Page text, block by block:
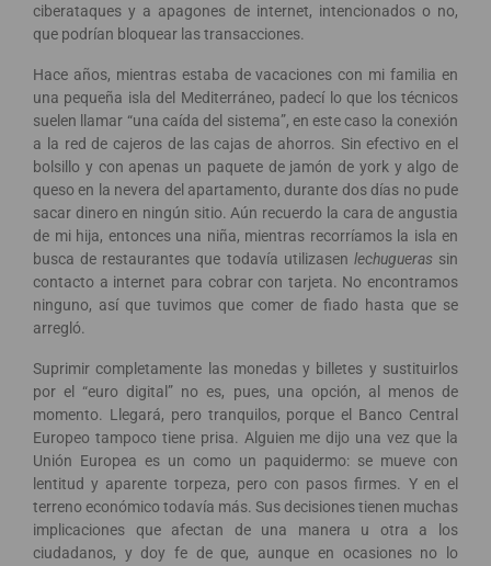
ciberataques y a apagones de internet, intencionados o no,
que podrían bloquear las transacciones.
Hace años, mientras estaba de vacaciones con mi familia en
una pequeña isla del Mediterráneo, padecí lo que los técnicos
suelen llamar “una caída del sistema”, en este caso la conexión
a la red de cajeros de las cajas de ahorros. Sin efectivo en el
bolsillo y con apenas un paquete de jamón de york y algo de
queso en la nevera del apartamento, durante dos días no pude
sacar dinero en ningún sitio. Aún recuerdo la cara de angustia
de mi hija, entonces una niña, mientras recorríamos la isla en
busca de restaurantes que todavía utilizasen lechugueras sin
contacto a internet para cobrar con tarjeta. No encontramos
ninguno, así que tuvimos que comer de fiado hasta que se
arregló.
Suprimir completamente las monedas y billetes y sustituirlos
por el “euro digital” no es, pues, una opción, al menos de
momento. Llegará, pero tranquilos, porque el Banco Central
Europeo tampoco tiene prisa. Alguien me dijo una vez que la
Unión Europea es un como un paquidermo: se mueve con
lentitud y aparente torpeza, pero con pasos firmes. Y en el
terreno económico todavía más. Sus decisiones tienen muchas
implicaciones que afectan de una manera u otra a los
ciudadanos, y doy fe de que, aunque en ocasiones no lo